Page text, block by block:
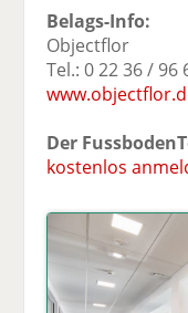
Belags-Info:
Objectflor
Tel.: 0 22 36 / 96
Der
kostenlos